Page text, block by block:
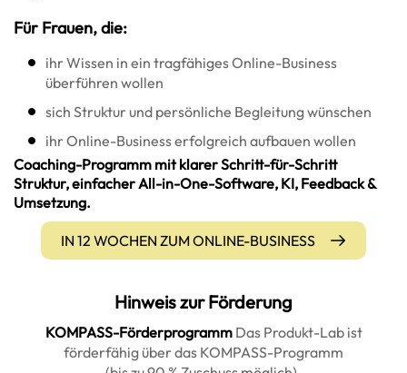
Für Frauen, die:
ihr Wissen in ein tragfähiges Online-Business
überführen wollen
sich Struktur und persönliche Begleitung wünschen
ihr Online-Business erfolgreich aufbauen wollen
Coaching-Programm mit klarer Schritt-für-Schritt
Struktur, einfacher All-in-One-Software, KI, Feedback &
Umsetzung.
IN 12 WOCHEN ZUM ONLINE-BUSINESS
Hinweis zur Förderung
KOMPASS-Förderprogramm Das Produkt-Lab ist
förderfähig über das KOMPASS-Programm